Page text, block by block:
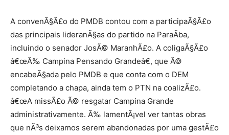
A convenÃ§Ã£o do PMDB contou com a participaÃ§Ã£o
das principais lideranÃ§as do partido na ParaÃ­ba,
incluindo o senador JosÃ© MaranhÃ£o. A coligaÃ§Ã£o
â€œÃ‰ Campina Pensando Grandeâ€, que Ã©
encabeÃ§ada pelo PMDB e que conta com o DEM
completando a chapa, ainda tem o PTN na coalizÃ£o.
â€œA missÃ£o Ã© resgatar Campina Grande
administrativamente. Ã‰ lamentÃ¡vel ver tantas obras
que nÃ³s deixamos serem abandonadas por uma gestÃ£o